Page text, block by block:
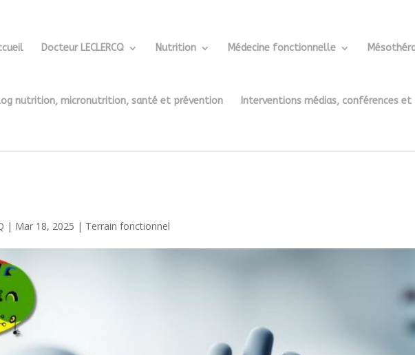
Docteur LECLERCQ Nutrition Médecine fonctionnelle
nutrition, micronutrition, santé et prévention Interventions médias, conférences
| Mar 18, 2025 | Terrain fonctionnel